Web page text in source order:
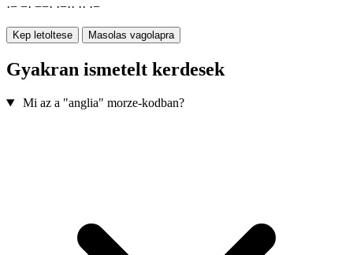
·− −· −−· ·−·· ·· ·−
Kep letoltese Masolas vagolapra
Gyakran ismetelt kerdesek
Mi az a "anglia" morze-kodban?